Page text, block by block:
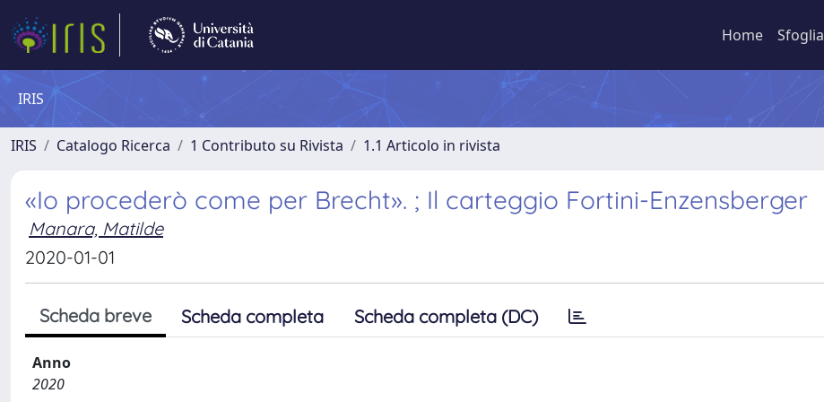
Home Sfoglia
IRIS
IRIS Catalogo Ricerca 1 Contributo su Rivista 1.1 Articolo in rivista
«Io procederò come per Brecht». ; Il carteggio Fortini-Enzensberger
Manara, Matilde
2020-01-01
Scheda breve Scheda completa Scheda completa (DC)
Anno
2020